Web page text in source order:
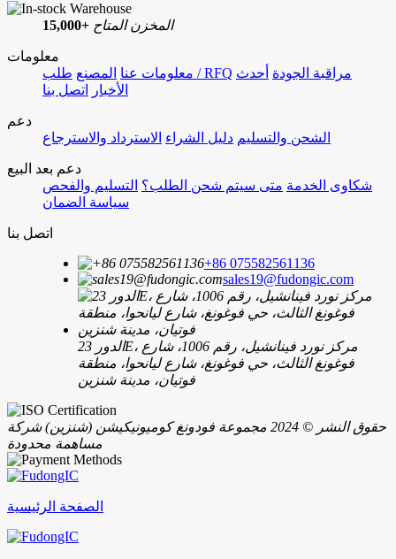
15,000+ المخزن المتاح
معلومات
معلومات عنا المصنع طلب / RFQ مراقبة الجودة أحدث
الأخبار
اتصل بنا
دعم
الشحن والتسليم دليل الشراء الاسترداد والاسترجاع
دعم بعد البيع
شكاوى الخدمة متى سيتم شحن الطلب؟ التسليم والفحص
سياسة الضمان
اتصل بنا
+86 075582561136
sales19@fudongic.com
الدور 23E، مركز نورد فينانشيل، رقم 1006، شارع
فوغونغ الثالث، حي فوغونغ، شارع ليانحوا، منطقة
فوتيان، مدينة شنزين
حقوق النشر © 2024 مجموعة فودونغ كوميونيكيشن (شنزين) شركة
مساهمة محدودة
الصفحة الرئيسية